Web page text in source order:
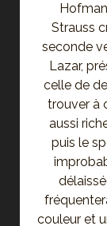
Strauss
seconde
Lazar,
celle de
trouver à
aussi
puis le
couleur et